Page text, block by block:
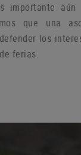
importante
que una
los
ferias.